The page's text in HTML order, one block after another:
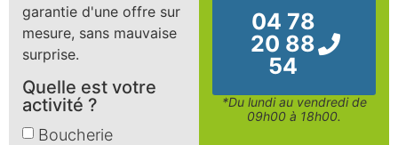
garantie d'une offre sur
mesure, sans mauvaise
surprise.
Quelle est votre
activité ?
Boucherie
04 78
20 88
54
*Du lundi au vendredi de
09h00 à 18h00.